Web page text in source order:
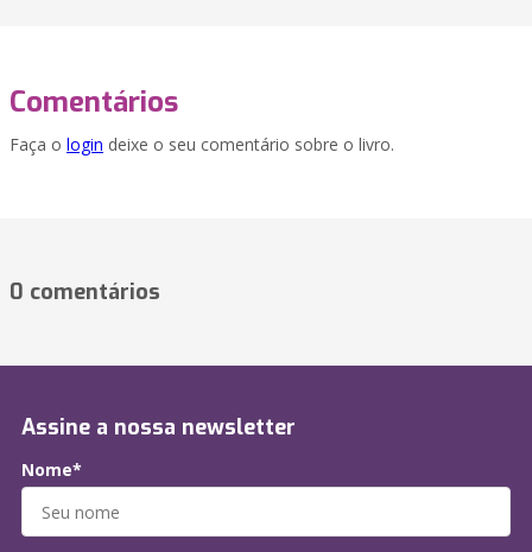
Comentários
Faça o login deixe o seu comentário sobre o livro.
0 comentários
Assine a nossa newsletter
Nome*